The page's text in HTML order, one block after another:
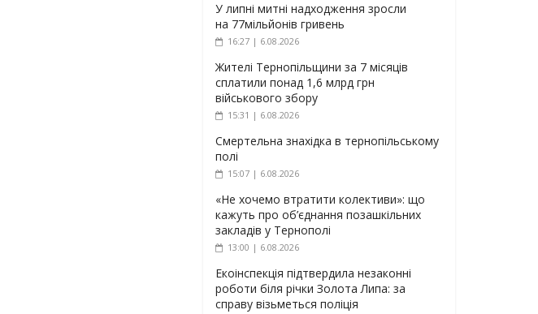
У липні митні надходження зросли
на 77мільйонів гривень
16:27 | 6.08.2026
Жителі Тернопільщини за 7 місяців
сплатили понад 1,6 млрд грн
військового збору
15:31 | 6.08.2026
Смертельна знахідка в тернопільському
полі
15:07 | 6.08.2026
«Не хочемо втратити колективи»: що
кажуть про об’єднання позашкільних
закладів у Тернополі
13:00 | 6.08.2026
Екоінспекція підтвердила незаконні
роботи біля річки Золота Липа: за
справу візьметься поліція